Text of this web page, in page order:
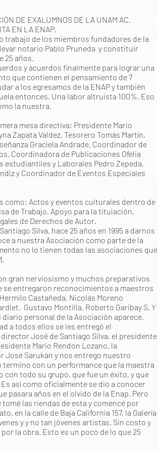
DE EXALUMNOS DE LA UNAM AC.
EN LA ENAP.
trabajo de los miembros fundadores de la
notario Pablo Pruneda y constituir
25 años.
y acuerdos finalmente para lograr una
que contienen el pensamiento de 7
a los egresamos de la ENAP y también
entonces. Una labor altruista 100%. Eso
la nuestra.
mesa directiva: Presidente Mario
Zapata Valdez, Tesorero Tomás Martín,
Graciela Andrade, Coordinador de
Coordinadora de Publicaciones Ofelia
estudiantiles y Laborales Pedro Zepeda,
y Coordinador de Eventos Especiales
como: Actos y eventos culturales dentro de
de Trabajo, Apoyo para la titulación,
de Derechos de Autor.
Silva, hace 25 años en 1995 a darnos
a nuestra Asociación como parte de la
no lo tienen todas las asociaciones que
gran nerviosismo y muchos preparativos
se entregaron reconocimientos a maestros
Castañeda, Nicolás Moreno
Gustavo Montilla, Roberto Garibay S. Y
personal de la Asociación aparece,
a todos ellos se les entregó el
José de Santiago Silva, el presidente
Mario Rendon Lozano, la
José Sarukán y nos entrego nuestro
con un performance que la maestra
con todo su grupo, que fue un éxito, y que
así como oficialmente se dio a conocer
pasara años en el olvido de la Enap. Pero
las riendas de esta y comencé por
en la calle de Baja California 157, la Galería
y y no tan jóvenes artistas. Sin costo y
la obra. Esto es un poco de lo que 25